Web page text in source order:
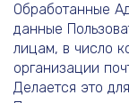
Обработанные
данные
лицам, в число
организации
Делается это